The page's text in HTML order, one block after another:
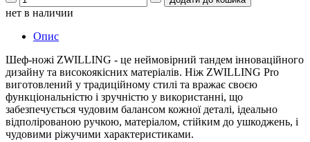
нет в наличии
Опис
Шеф-ножі ZWILLING - це неймовірний тандем інноваційного
дизайну та високоякісних матеріалів. Ніж ZWILLING Pro
виготовлений у традиційному стилі та вражає своєю
функціональністю і зручністю у використанні, що
забезпечується чудовим балансом кожної деталі, ідеально
відполірованою ручкою, матеріалом, стійким до ушкоджень, і
чудовими ріжучими характеристиками.